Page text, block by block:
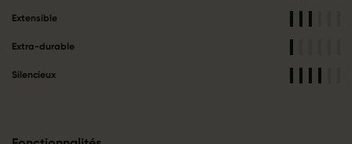
Extensible
Extra-durable
Silencieux